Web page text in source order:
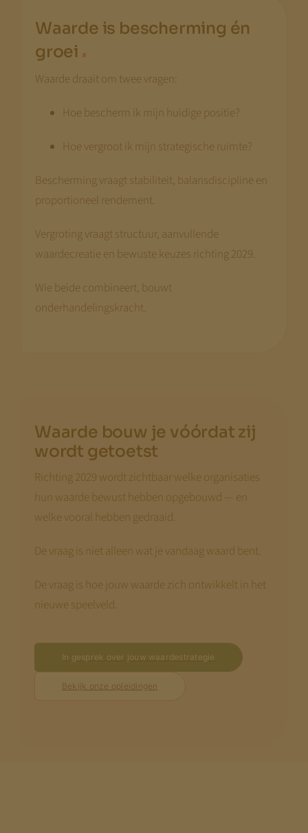
Waarde is bescherming én
groei .
Waarde draait om twee vragen:
Hoe bescherm ik mijn huidige positie?
Hoe vergroot ik mijn strategische ruimte?
Bescherming vraagt stabiliteit, balansdiscipline en
proportioneel rendement.
Vergroting vraagt structuur, aanvullende
waardecreatie en bewuste keuzes richting 2029.
Wie beide combineert, bouwt
onderhandelingskracht.
Waarde bouw je vóórdat zij
wordt getoetst
Richting 2029 wordt zichtbaar welke organisaties
hun waarde bewust hebben opgebouwd — en
welke vooral hebben gedraaid.
De vraag is niet alleen wat je vandaag waard bent.
De vraag is hoe jouw waarde zich ontwikkelt in het
nieuwe speelveld.
In gesprek over jouw waardestrategie
Bekijk onze opleidingen